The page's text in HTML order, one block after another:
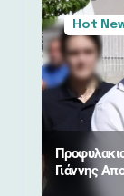
Hot
Γιάννης